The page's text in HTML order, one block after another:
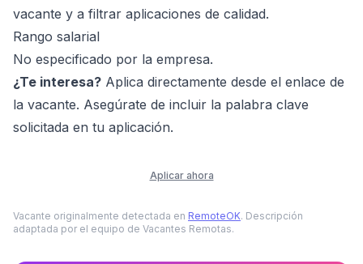
vacante y a filtrar aplicaciones de calidad.
Rango salarial
No especificado por la empresa.
¿Te interesa? Aplica directamente desde el enlace de
la vacante. Asegúrate de incluir la palabra clave
solicitada en tu aplicación.
Aplicar ahora
Vacante originalmente detectada en RemoteOK. Descripción
adaptada por el equipo de Vacantes Remotas.